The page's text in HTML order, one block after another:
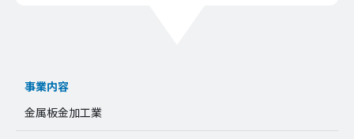
事業内容
金属板金加工業